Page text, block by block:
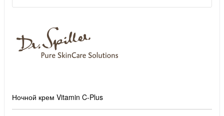
Ночной крем Vitamin C-Plus